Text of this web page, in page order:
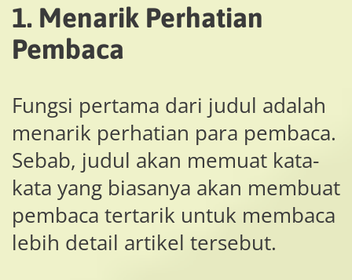
1. Menarik Perhatian
Pembaca
Fungsi pertama dari judul adalah
menarik perhatian para pembaca.
Sebab, judul akan memuat kata-
kata yang biasanya akan membuat
pembaca tertarik untuk membaca
lebih detail artikel tersebut.